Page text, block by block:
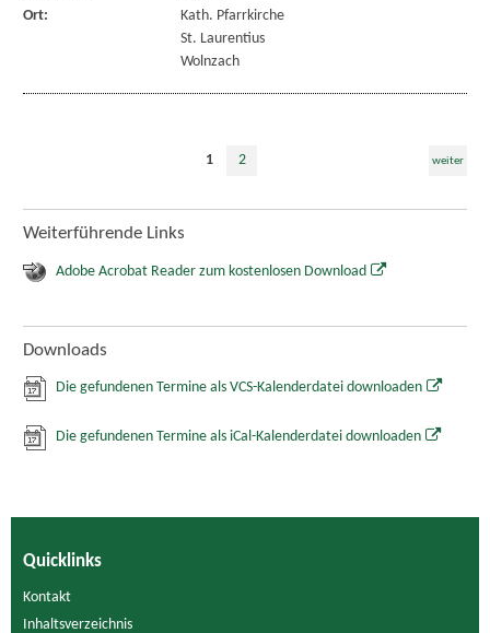
Ort:
Kath. Pfarrkirche
St. Laurentius
Wolnzach
1 2 weiter
Weiterführende Links
Adobe Acrobat Reader zum kostenlosen Download
Downloads
Die gefundenen Termine als VCS-Kalenderdatei downloaden
Die gefundenen Termine als iCal-Kalenderdatei downloaden
Quicklinks
Kontakt
Inhaltsverzeichnis